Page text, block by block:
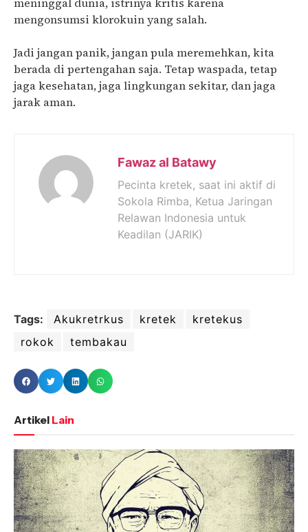
mengonsumsi klorokuin yang salah.
Jadi jangan panik, jangan pula meremehkan, kita
berada di pertengahan saja. Tetap waspada, tetap
jaga kesehatan, jaga lingkungan sekitar, dan jaga
jarak aman.
Fawaz al Batawy
Pecinta kretek, saat ini aktif di
Sokola Rimba, Ketua Jaringan
Relawan Indonesia untuk
Keadilan (JARIK)
Tags: Akukretrkus kretek
kretekus
rokok
tembakau
Artikel Lain